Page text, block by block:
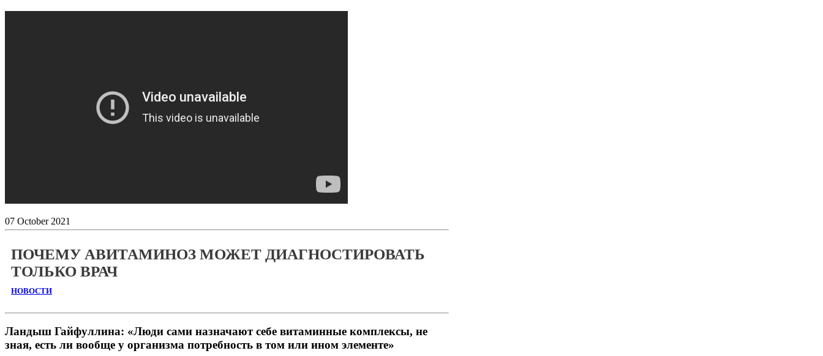
07 October 2021
ПОЧЕМУ АВИТАМИНОЗ МОЖЕТ ДИАГНОСТИРОВАТЬ
ТОЛЬКО ВРАЧ
НОВОСТИ
Ландыш Гайфуллина: «Люди сами назначают себе витаминные комплексы, не
зная, есть ли вообще у организма потребность в том или ином элементе»